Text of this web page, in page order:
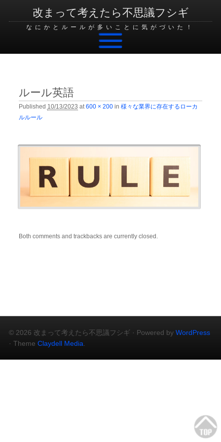
改まって考えたら不思議フシギ
なにかとルールが多いことに気がづいた！
ルール英語
Published 10/13/2023 at600 × 200in 様々な業界に存在するローカ
ルルール
Both comments and trackbacks are currently closed.
© 2026 改まって考えたら不思議フシギ · Powered by WordPress
· Theme Claydell Media.